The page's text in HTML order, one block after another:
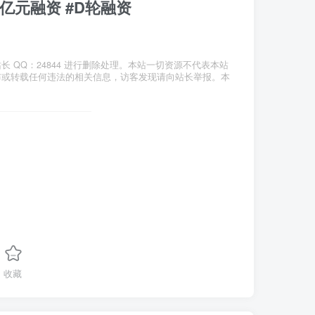
元融资 #D轮融资
QQ：24844 进行删除处理。本站一切资源不代表本站
转载任何违法的相关信息，访客发现请向站长举报。本
收藏